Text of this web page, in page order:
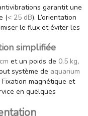
garantit une
(< 25 dB). L’orientation
le flux et éviter les
simplifiée
et un poids de 0,5 kg,
système de aquarium
magnétique et
en quelques